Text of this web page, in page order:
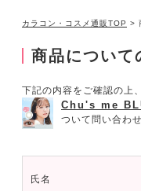
カラコン・コスメ通販TOP >
商品について
下記の内容をご確認の上
Chu's me
ついて問い合わ
氏名